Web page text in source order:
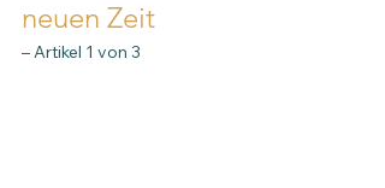
neuen Zeit
– Artikel 1 von 3